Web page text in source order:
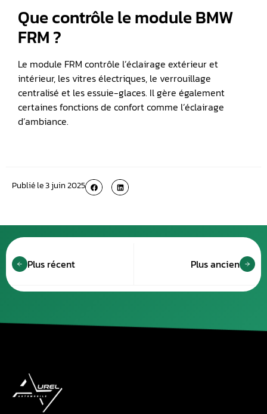
Que contrôle le module BMW
FRM ?
Le module FRM contrôle l’éclairage extérieur et
intérieur, les vitres électriques, le verrouillage
centralisé et les essuie-glaces. Il gère également
certaines fonctions de confort comme l’éclairage
d’ambiance.
Publié le3 juin 2025
Plus récent Plus ancien